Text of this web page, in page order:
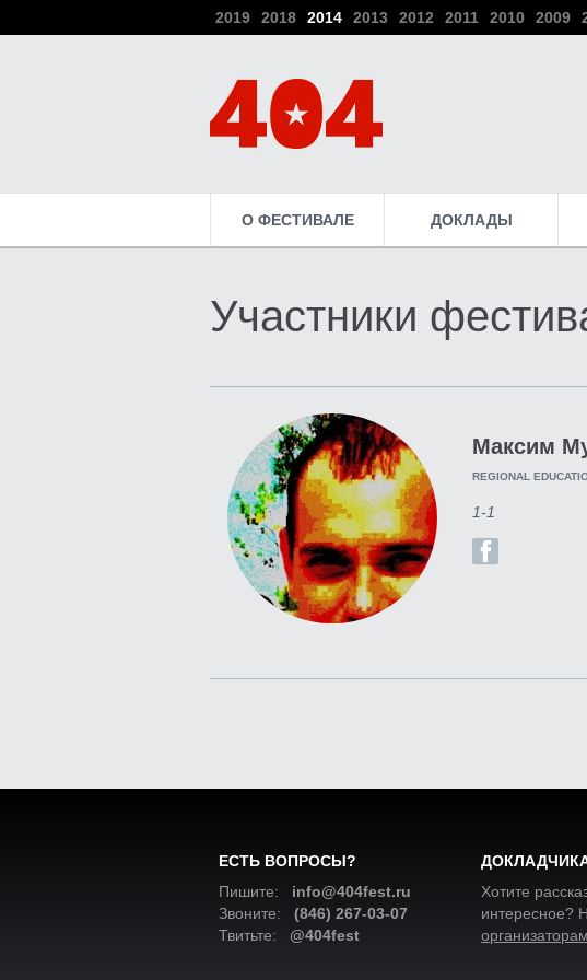
2019 2018 2014 2013 2012 2011 2010 2009
О ФЕСТИВАЛЕ ДОКЛАДЫ
Участники
Максим
REGIONAL
1-1
ЕСТЬ ВОПРОСЫ?
Пишите: info@404fest.ru
Звоните: (846) 267-03-07
Твитьте: @404fest
Хотите
интересное?
организаторам